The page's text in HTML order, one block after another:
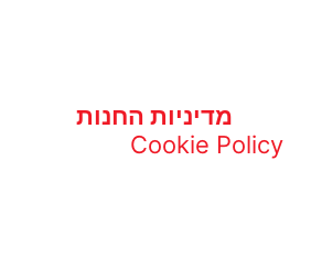
מדיניות החנות
Cookie Policy